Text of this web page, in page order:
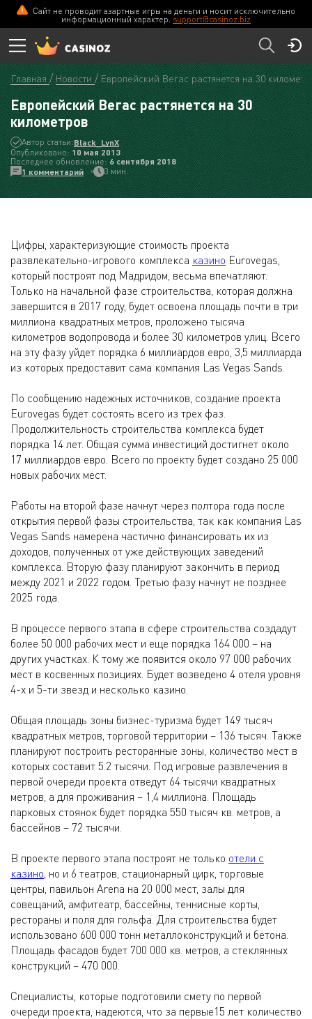
Сайт не проводит азартные игры на деньги и носит исключительно
информационный характер. support@casinoz.biz
Главная Новости Европейский Вегас растянется на 30
Европейский Вегас растянется на 30
километров
Автор статьи:Black_LynX
Опубликовано: 10 мая 2013
Последнее обновление:6 сентября 2018
1 комментарий
3 мин.
Цифры, характеризующие стоимость проекта
развлекательно-игрового комплекса казино Eurovegas,
который построят под Мадридом, весьма впечатляют.
Только на начальной фазе строительства, которая должна
завершится в 2017 году, будет освоена площадь почти в три
миллиона квадратных метров, проложено тысяча
километров водопровода и более 30 километров улиц. Всего
на эту фазу уйдет порядка 6 миллиардов евро, 3,5 миллиарда
из которых предоставит сама компания Las Vegas Sands.
По сообщению надежных источников, создание проекта
Eurovegas будет состоять всего из трех фаз.
Продолжительность строительства комплекса будет
порядка 14 лет. Общая сумма инвестиций достигнет около
17 миллиардов евро. Всего по проекту будет создано 25 000
новых рабочих мест.
Работы на второй фазе начнут через полтора года после
открытия первой фазы строительства, так как компания Las
Vegas Sands намерена частично финансировать их из
доходов, полученных от уже действующих заведений
комплекса. Вторую фазу планируют закончить в период
между 2021 и 2022 годом. Третью фазу начнут не позднее
2025 года.
В процессе первого этапа в сфере строительства создадут
более 50 000 рабочих мест и еще порядка 164 000 – на
других участках. К тому же появится около 97 000 рабочих
мест в косвенных позициях. Будет возведено 4 отеля уровня
4-х и 5-ти звезд и несколько казино.
Общая площадь зоны бизнес-туризма будет 149 тысяч
квадратных метров, торговой территории – 136 тысяч. Также
планируют построить ресторанные зоны, количество мест в
которых составит 5.2 тысячи. Под игровые развлечения в
первой очереди проекта отведут 64 тысячи квадратных
метров, а для проживания – 1,4 миллиона. Площадь
парковых стоянок будет порядка 550 тысяч кв. метров, а
бассейнов – 72 тысячи.
В проекте первого этапа построят не только отели с
казино, но и 6 театров, стационарный цирк, торговые
центры, павильон Arena на 20 000 мест, залы для
совещаний, амфитеатр, бассейны, теннисные корты,
рестораны и поля для гольфа. Для строительства будет
использовано 600 000 тонн металлоконструкций и бетона.
Площадь фасадов будет 700 000 кв. метров, а стеклянных
конструкций – 470 000.
Специалисты, которые подготовили смету по первой
очереди проекта, надеются, что за первые15 лет количество